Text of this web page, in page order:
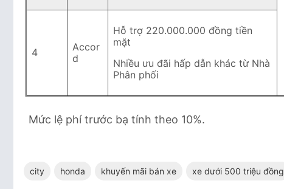
4
Accor
d
Hỗ trợ 220.000.000 đồng tiền
mặt
Nhiều ưu đãi hấp dẫn khác từ Nhà
Phân phối
Mức lệ phí trước bạ tính theo 10%.
city honda khuyến mãi bán xe xe dưới 500 triệu đồng